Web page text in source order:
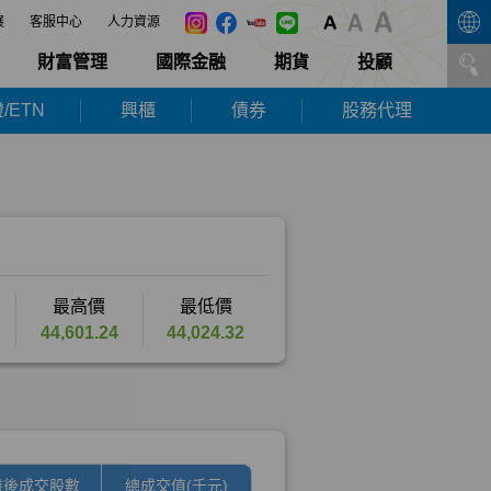
客服中心 人力資源
財富管理 國際金融 期貨 投顧
ETN 興櫃 債券 股務代理